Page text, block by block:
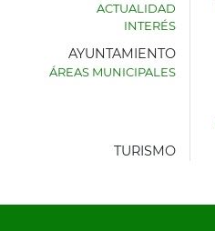
AYUNTAMIENTO
ACTUALIDAD
INTERÉS
AYUNTAMIENTO
ÁREAS MUNICIPALES
TURISMO